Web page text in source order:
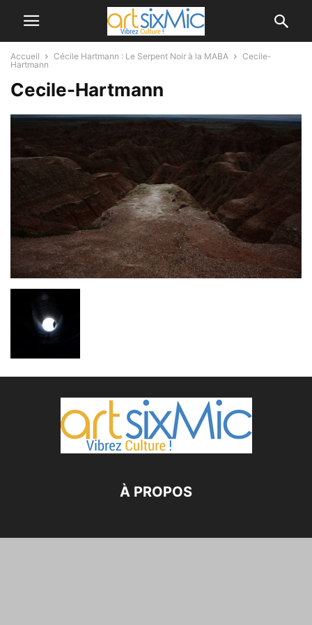
Accueil Cécile Hartmann : Le Serpent Noir à la MABA
Cecile-
Hartmann
Cecile-Hartmann
À PROPOS